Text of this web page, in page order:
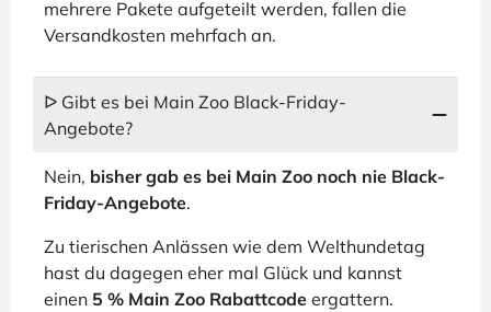
mehrere Pakete aufgeteilt werden, fallen die
Versandkosten mehrfach an.
ᐅ Gibt es bei Main Zoo Black-Friday-
Angebote?
Nein, bisher gab es bei Main Zoo noch nie Black-
Friday-Angebote.
Zu tierischen Anlässen wie dem Welthundetag
hast du dagegen eher mal Glück und kannst
einen 5 % Main Zoo Rabattcode ergattern.